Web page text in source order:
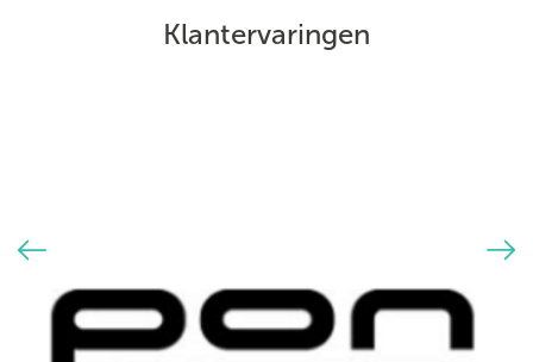
Klantervaringen